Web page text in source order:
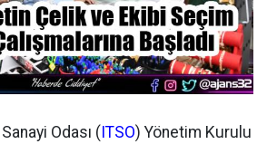
Odası ( ITSO) Yönetim Kurulu